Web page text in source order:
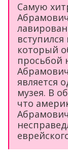
Самую
который
просьбой
является
музея. В
что